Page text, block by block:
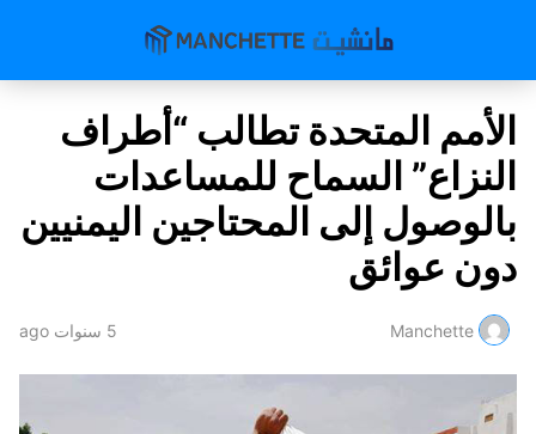
الأمم المتحدة تطالب “أطراف
النزاع” السماح للمساعدات
بالوصول إلى المحتاجين اليمنيين
دون عوائق
Manchette 5 سنوات ago